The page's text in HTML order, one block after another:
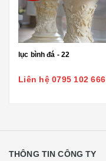
lục bình đá - 22
Liên hệ 0795 102 666
THÔNG TIN CÔNG TY